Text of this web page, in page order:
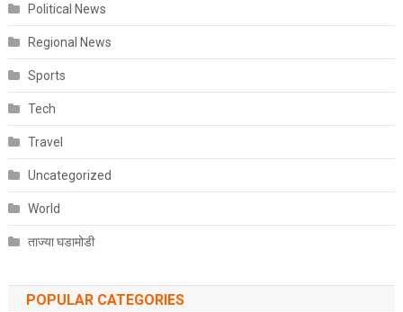
Political News
Regional News
Sports
Tech
Travel
Uncategorized
World
ताज्या घडामोडी
POPULAR CATEGORIES